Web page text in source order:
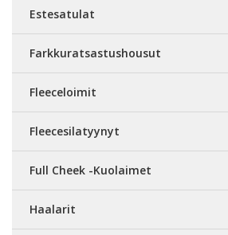
Estesatulat
Farkkuratsastushousut
Fleeceloimit
Fleecesilatyynyt
Full Cheek -Kuolaimet
Haalarit